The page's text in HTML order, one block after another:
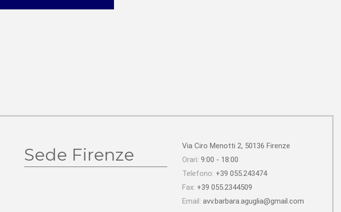
Sede Firenze
Via Ciro Menotti 2, 50136 Firenze
Orari: 9:00 - 18:00
Telefono: +39 055.243474
Fax: +39 055.2344509
Email: avv.barbara.aguglia@gmail.com